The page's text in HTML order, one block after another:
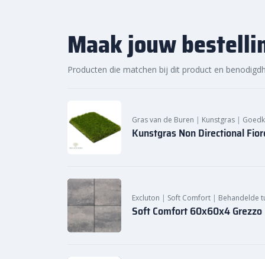
vandaag nog. Ontdek de hoogwaardige kwaliteit
split 2-8 zakgoed bij Bestratingsmarkt.com.
Maak jouw
Producten die matchen bij dit product en
Gras van de Buren | Kunstgras |
Kunstgras Non Directional
Excluton | Soft Comfort | Behandelde
Soft Comfort 60x60x4 Grezzo